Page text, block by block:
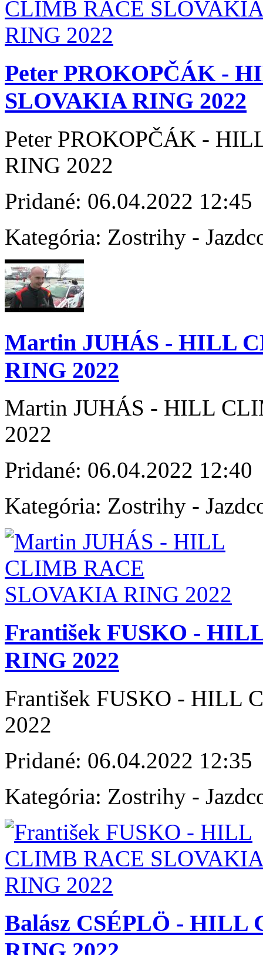
Peter PROKOPČÁK -
SLOVAKIA RING 2022
Peter PROKOPČÁK -
RING 2022
Pridané: 06.04.2022 12:45
Kategória: Zostrihy -
Martin JUHÁS - HILL
RING 2022
Martin JUHÁS - HILL
2022
Pridané: 06.04.2022 12:40
Kategória: Zostrihy -
František FUSKO -
RING 2022
František FUSKO - HILL
2022
Pridané: 06.04.2022 12:35
Kategória: Zostrihy -
Balász CSÉPLÖ -